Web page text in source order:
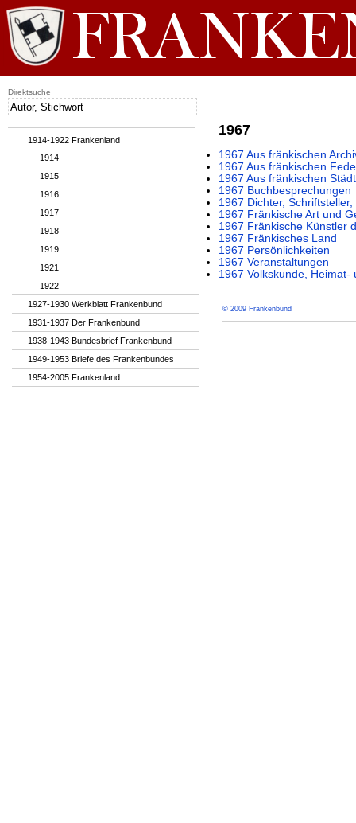
1967
1967 Aus fränkischen
1967 Aus fränkischen
1967 Aus fränkischen
1967 Buchbesprechungen
1967 Dichter,
1967 Fränkische Art und
1967 Fränkische Künstler
1967 Fränkisches Land
1967 Persönlichkeiten
1967 Veranstaltungen
1967 Volkskunde, Heimat-
© 2009 Frankenbund
1914-1922 Frankenland
1914
1915
1916
1917
1918
1919
1921
1922
1927-1930 Werkblatt Frankenbund
1931-1937 Der Frankenbund
1938-1943 Bundesbrief Frankenbund
1949-1953 Briefe des Frankenbundes
1954-2005 Frankenland
Direktsuche